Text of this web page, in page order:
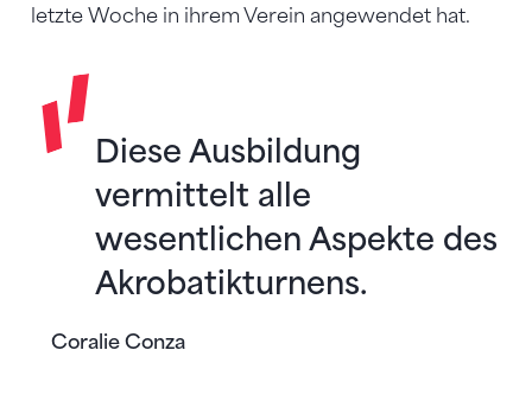
letzte Woche in ihrem Verein angewendet hat.
Coralie Conza
Diese Ausbildung
vermittelt alle
wesentlichen Aspekte des
Akrobatikturnens.